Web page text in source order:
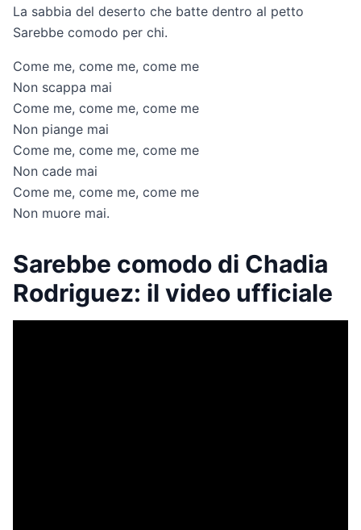
La sabbia del deserto che batte dentro al petto
Sarebbe comodo per chi.
Come me, come me, come me
Non scappa mai
Come me, come me, come me
Non piange mai
Come me, come me, come me
Non cade mai
Come me, come me, come me
Non muore mai.
Sarebbe comodo di Chadia
Rodriguez: il video ufficiale